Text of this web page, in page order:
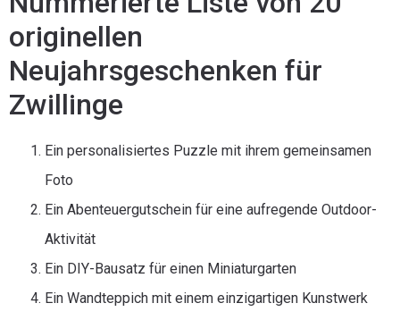
originellen
Neujahrsgeschenken für
Zwillinge
Ein personalisiertes Puzzle mit ihrem gemeinsamen
Foto
Ein Abenteuergutschein für eine aufregende Outdoor-
Aktivität
Ein DIY-Bausatz für einen Miniaturgarten
Ein Wandteppich mit einem einzigartigen Kunstwerk